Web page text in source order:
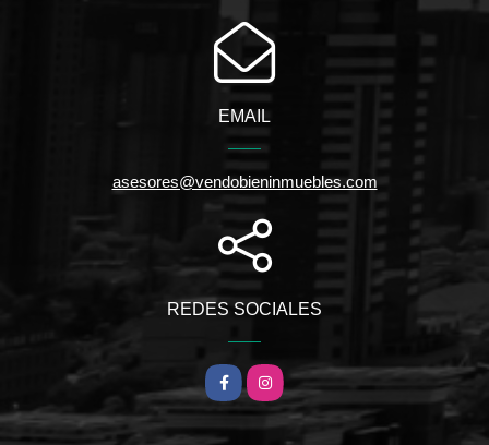
EMAIL
asesores@vendobieninmuebles.com
REDES SOCIALES
FacebookInstagram